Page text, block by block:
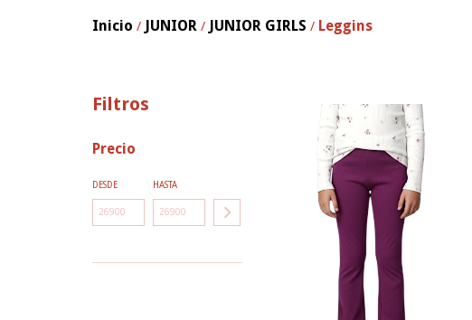
Inicio / JUNIOR / JUNIOR GIRLS / Leggins
Filtros
Precio
DESDE HASTA